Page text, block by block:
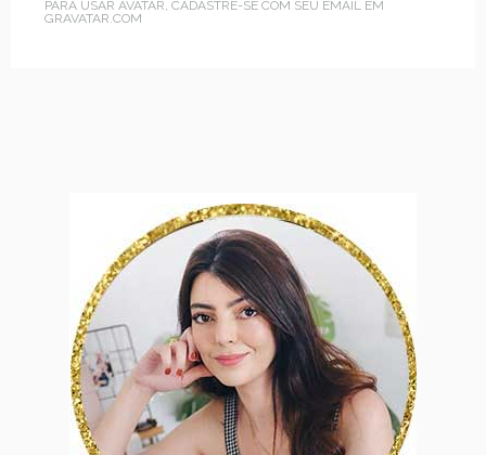
PARA USAR AVATAR, CADASTRE-SE COM SEU EMAIL EM
GRAVATAR.COM